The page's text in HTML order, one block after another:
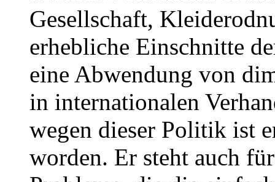
Gesellschaft,
erhebliche Einschnitte
eine Abwendung von
in internationalen
wegen dieser Politik ist
worden. Er steht auch